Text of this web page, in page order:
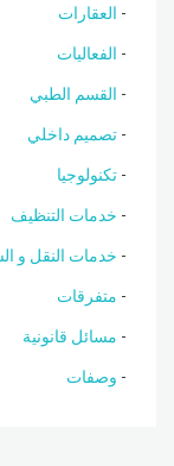
العقارات
الفعاليات
القسم الطبي
تصميم داخلي
تكنولوجيا
خدمات التنظيف
خدمات النقل و
متفرقات
مسائل قانونية
وصفات